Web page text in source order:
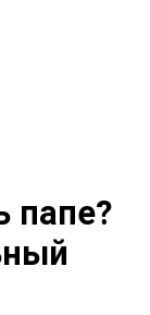
папе?